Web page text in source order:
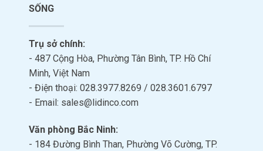
SỐNG
Trụ sở chính:
- 487 Cộng Hòa, Phường Tân Bình, TP. Hồ Chí
Minh, Việt Nam
- Điện thoại: 028.3977.8269 / 028.3601.6797
- Email: sales@lidinco.com
Văn phòng Bắc Ninh:
- 184 Đường Bình Than, Phường Võ Cường, TP.